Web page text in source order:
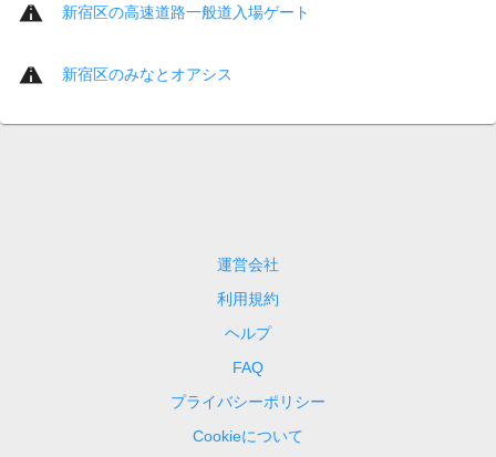
新宿区の高速道路一般道入場ゲート
新宿区のみなとオアシス
運営会社
利用規約
ヘルプ
FAQ
プライバシーポリシー
Cookieについて